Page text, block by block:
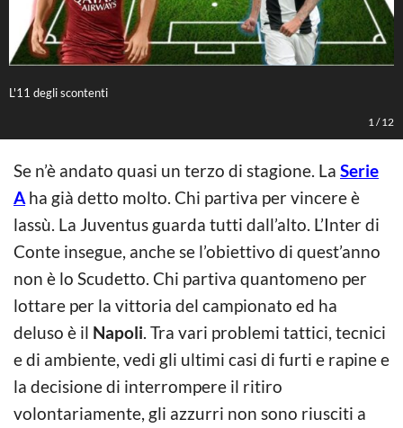
L'11 degli scontenti
1 /12
Se n’è andato quasi un terzo di stagione. La Serie
A ha già detto molto. Chi partiva per vincere è
lassù. La Juventus guarda tutti dall’alto. L’Inter di
Conte insegue, anche se l’obiettivo di quest’anno
non è lo Scudetto. Chi partiva quantomeno per
lottare per la vittoria del campionato ed ha
deluso è il Napoli. Tra vari problemi tattici, tecnici
e di ambiente, vedi gli ultimi casi di furti e rapine e
la decisione di interrompere il ritiro
volontariamente, gli azzurri non sono riusciti a